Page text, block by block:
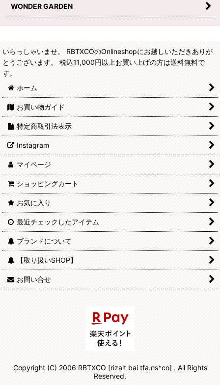
WONDER GARDEN
いらっしゃいませ。 RBTXCOのOnlineshopにお越しいただきありが
とうございます。 税込11,000円以上お買い上げの方は送料無料で
す。
ホーム
お買い物ガイド
特定商取引法表示
Instagram
マイページ
ショッピングカート
お気に入り
最近チェックしたアイテム
ブランドについて
【取り扱いSHOP】
お問い合せ
Copyright (C) 2006 RBTXCO [rizalt bai tfa:ns*co] . All Rights
Reserved.